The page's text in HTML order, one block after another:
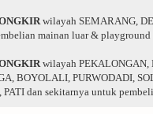
wilayah SEMARANG,
mainan luar & playground
wilayah PEKALONGAN,
BOYOLALI, PURWODADI,
PATI dan sekitarnya untuk